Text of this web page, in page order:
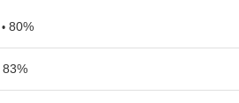
• 80%
83%